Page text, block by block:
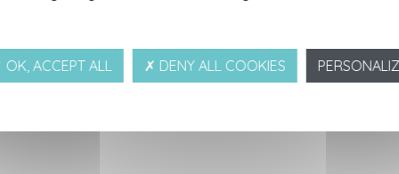
des implantations et portées disponibles surwww.cofrac.fr)
OK, ACCEPT ALL ✗ DENY ALL COOKIES